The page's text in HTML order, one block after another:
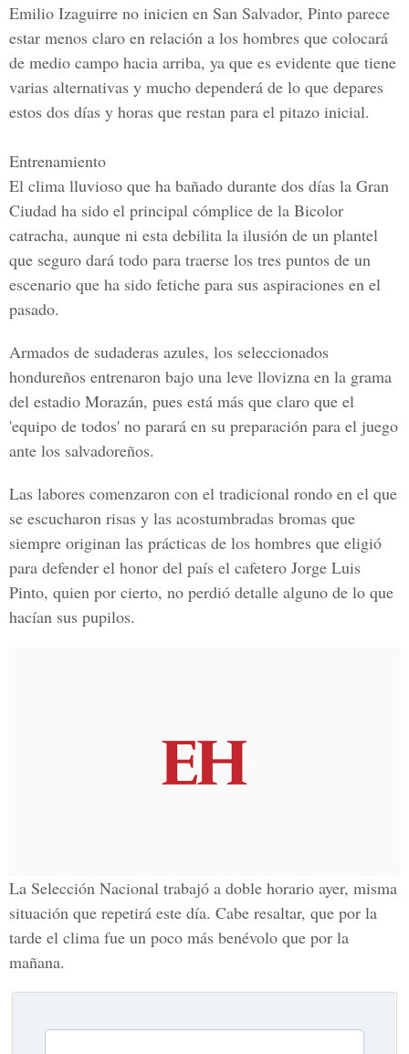
Emilio Izaguirre no inicien en San Salvador, Pinto parece
estar menos claro en relación a los hombres que colocará
de medio campo hacia arriba, ya que es evidente que tiene
varias alternativas y mucho dependerá de lo que depares
estos dos días y horas que restan para el pitazo inicial.
Entrenamiento
El clima lluvioso que ha bañado durante dos días la Gran
Ciudad ha sido el principal cómplice de la Bicolor
catracha, aunque ni esta debilita la ilusión de un plantel
que seguro dará todo para traerse los tres puntos de un
escenario que ha sido fetiche para sus aspiraciones en el
pasado.
Armados de sudaderas azules, los seleccionados
hondureños entrenaron bajo una leve llovizna en la grama
del estadio Morazán, pues está más que claro que el
'equipo de todos' no parará en su preparación para el juego
ante los salvadoreños.
Las labores comenzaron con el tradicional rondo en el que
se escucharon risas y las acostumbradas bromas que
siempre originan las prácticas de los hombres que eligió
para defender el honor del país el cafetero Jorge Luis
Pinto, quien por cierto, no perdió detalle alguno de lo que
hacían sus pupilos.
La Selección Nacional trabajó a doble horario ayer, misma
situación que repetirá este día. Cabe resaltar, que por la
tarde el clima fue un poco más benévolo que por la
mañana.